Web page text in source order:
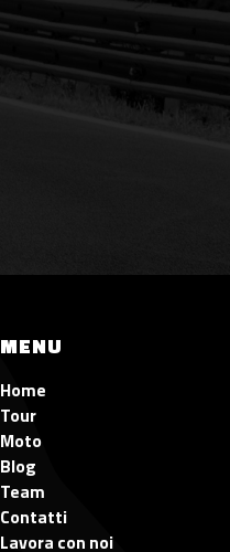
MENU
Home
Tour
Moto
Blog
Team
Contatti
Lavora con noi